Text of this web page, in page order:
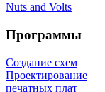
Nuts and Volts
Программы
Создание схем
Проектирование
печатных плат